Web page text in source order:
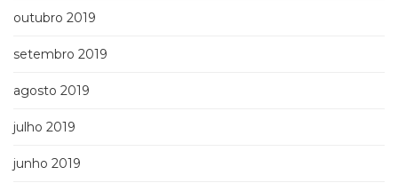
outubro 2019
setembro 2019
agosto 2019
julho 2019
junho 2019